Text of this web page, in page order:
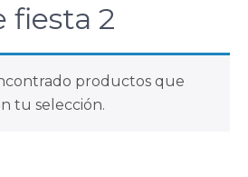
fiesta 2
productos que
tu selección.